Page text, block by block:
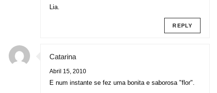
Lia.
REPLY
Catarina
Abril 15, 2010
E num instante se fez uma bonita e saborosa "flor".